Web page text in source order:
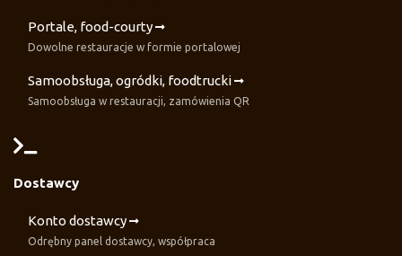
Portale, food-courty
Dowolne restauracje w formie portalowej
Samoobsługa, ogródki, foodtrucki
Samoobsługa w restauracji, zamówienia QR
Dostawcy
Konto dostawcy
Odrębny panel dostawcy, współpraca